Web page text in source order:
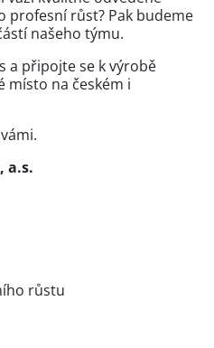
profesní růst? Pak budeme
našeho týmu.
a připojte se k výrobě
místo na českém i
a.s.
růstu